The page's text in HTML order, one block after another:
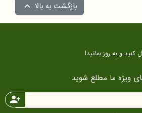
بازگشت به بالا 
کنید و به روز بمانید!
ویژه ما مطلع شوید
person_add